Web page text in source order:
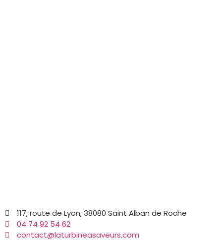
117, route de Lyon, 38080 Saint Alban de Roche
04 74 92 54 62
contact@laturbineasaveurs.com